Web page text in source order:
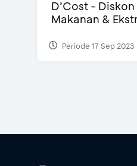
D’Cost -
Makanan &
Periode 17 Sep 2023